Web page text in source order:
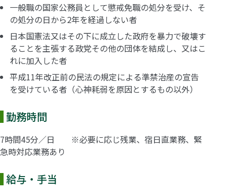
一般職の国家公務員として懲戒免職の処分を受け、そ
の処分の日から2年を経過しない者
日本国憲法又はその下に成立した政府を暴力で破壊す
ることを主張する政党その他の団体を結成し、又はこ
れに加入した者
平成11年改正前の民法の規定による準禁治産の宣告
を受けている者（心神耗弱を原因とするもの以外）
勤務時間
7時間45分／日 ※必要に応じ残業、宿日直業務、緊
急時対応業務あり
給与・手当